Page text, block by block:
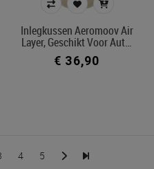
Inlegkussen Aeromoov Air
Layer, Geschikt Voor Aut…
€ 36,90
4 5